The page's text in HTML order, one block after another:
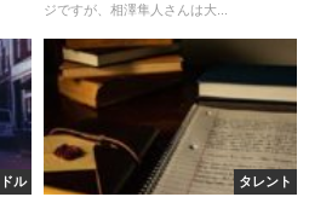
ジですが、相澤隼人さんは大...
ル タレント